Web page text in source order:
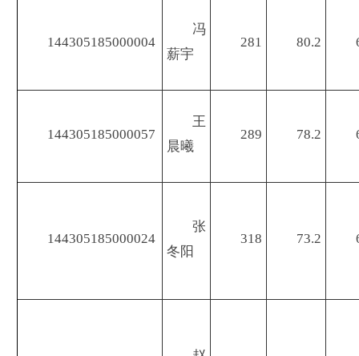
144305185000004
冯
薪宇
281 80.2
144305185000057
王
晨曦
289 78.2
144305185000024
张
冬阳
318 73.2